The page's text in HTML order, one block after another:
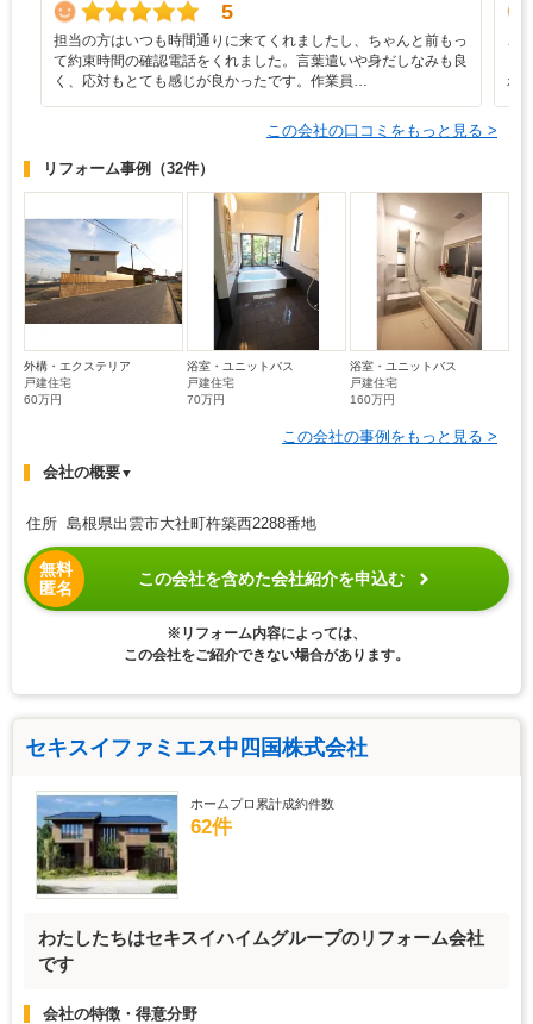
5
担当の方はいつも時間通りに来てくれましたし、ちゃんと前もっ
て約束時間の確認電話をくれました。言葉遣いや身だしなみも良
く、応対もとても感じが良かったです。作業員…
こ
わ
この会社の口コミをもっと見る >
リフォーム事例 （32件）
外構・エクステリア
戸建住宅
60万円
浴室・ユニットバス
戸建住宅
70万円
浴室・ユニットバス
戸建住宅
160万円
この会社の事例をもっと見る >
会社の概要▼
住所 島根県出雲市大社町杵築西2288番地
無料
匿名
この会社を含めた会社紹介を申込む
※リフォーム内容によっては、
この会社をご紹介できない場合があります。
セキスイファミエス中四国株式会社
ホームプロ累計成約件数
62件
わたしたちはセキスイハイムグループのリフォーム会社
です
会社の特徴・得意分野